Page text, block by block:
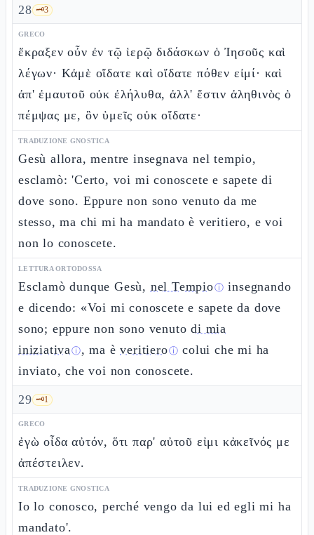
28 🗝️3
GRECO
ἔκραξεν οὖν ἐν τῷ ἱερῷ διδάσκων ὁ Ἰησοῦς καὶ
λέγων· Κἀμὲ οἴδατε καὶ οἴδατε πόθεν εἰμί· καὶ
ἀπ' ἐμαυτοῦ οὐκ ἐλήλυθα, ἀλλ' ἔστιν ἀληθινὸς ὁ
πέμψας με, ὃν ὑμεῖς οὐκ οἴδατε·
TRADUZIONE GNOSTICA
Gesù allora, mentre insegnava nel tempio,
esclamò: 'Certo, voi mi conoscete e sapete di
dove sono. Eppure non sono venuto da me
stesso, ma chi mi ha mandato è veritiero, e voi
non lo conoscete.
LETTURA ORTODOSSA
Esclamò dunque Gesù, nel Tempioⓘ insegnando
e dicendo: «Voi mi conoscete e sapete da dove
sono; eppure non sono venutodi mia
iniziativaⓘ, ma èveritieroⓘ colui che mi ha
inviato, che voi non conoscete.
29 🗝️1
GRECO
ἐγὼ οἶδα αὐτόν, ὅτι παρ' αὐτοῦ εἰμι κἀκεῖνός με
ἀπέστειλεν.
TRADUZIONE GNOSTICA
Io lo conosco, perché vengo da lui ed egli mi ha
mandato'.